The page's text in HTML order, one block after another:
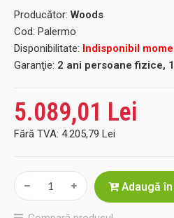
Producător: Woods
Cod: Palermo
Disponibilitate: Indisponibil
Garanţie: 2 ani persoane fizice,
5.089,01 Lei
Fără TVA: 4.205,79 Lei
Adaugă